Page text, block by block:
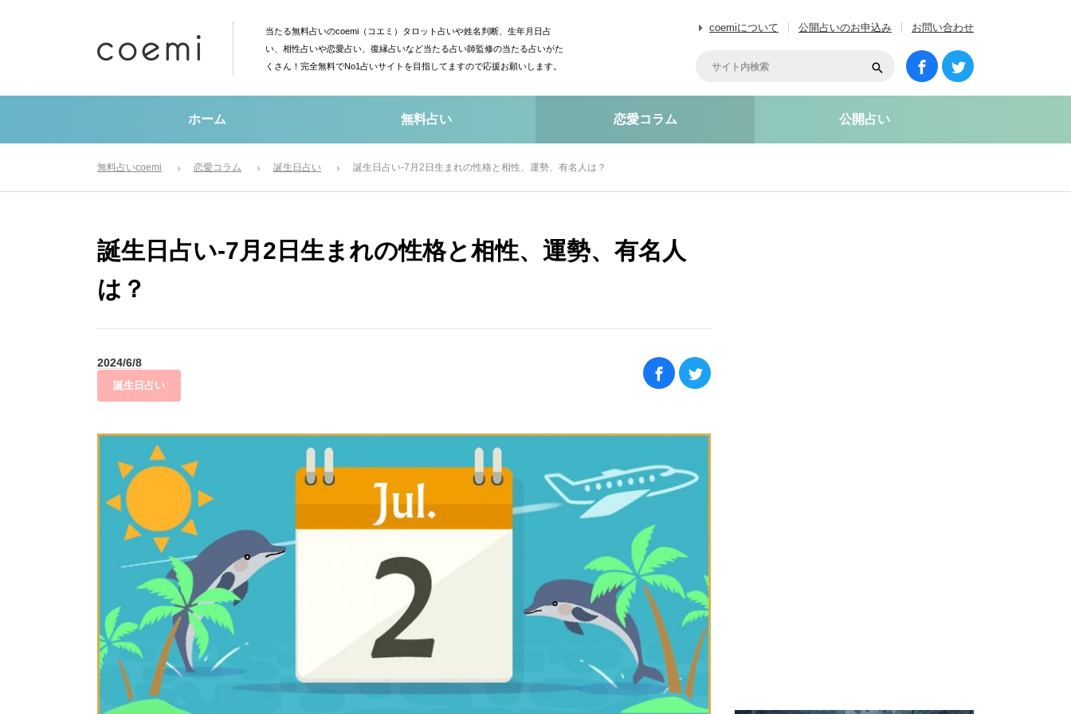
当たる無料占いのcoemi（コエミ）タロット占いや姓名判断、生年月日占
い、相性占いや恋愛占い、復縁占いなど当たる占い師監修の当たる占いがた
くさん！完全無料でNo1占いサイトを目指してますので応援お願いします。
coemiについて 公開占いのお申込み お問い合わせ
ホーム 無料占い 恋愛コラム 公開占い
無料占いcoemi 恋愛コラム 誕生日占い 誕生日占い-7月2日生まれの性格と相性、運勢、有名人は？
誕生日占い-7月2日生まれの性格と相性、運勢、有名人
は？
2024/6/8
誕生日占い